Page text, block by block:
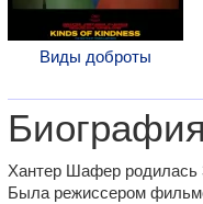
Виды доброты
Биография
Хантер Шафер родилась
Была режиссером